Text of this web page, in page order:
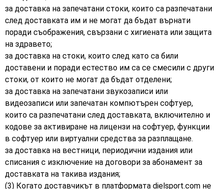
за доставка на запечатани стоки, които са разпечатани
след доставката им и не могат да бъдат върнати
поради съображения, свързани с хигиената или защита
на здравето;
за доставка на стоки, които след като са били
доставени и поради естество им са се смесили с други
стоки, от които не могат да бъдат отделени;
за доставка на запечатани звукозаписи или
видеозаписи или запечатан компютърен софтуер,
които са разпечатани след доставката, включително и
кодове за активиране на лицензи на софтуер, функции
в софтуер или виртуални средства за разплащане.
за доставка на вестници, периодични издания или
списания с изключение на договори за абонамент за
доставката на такива издания;
(3) Когато доставчикът в платформата dielsport.com не